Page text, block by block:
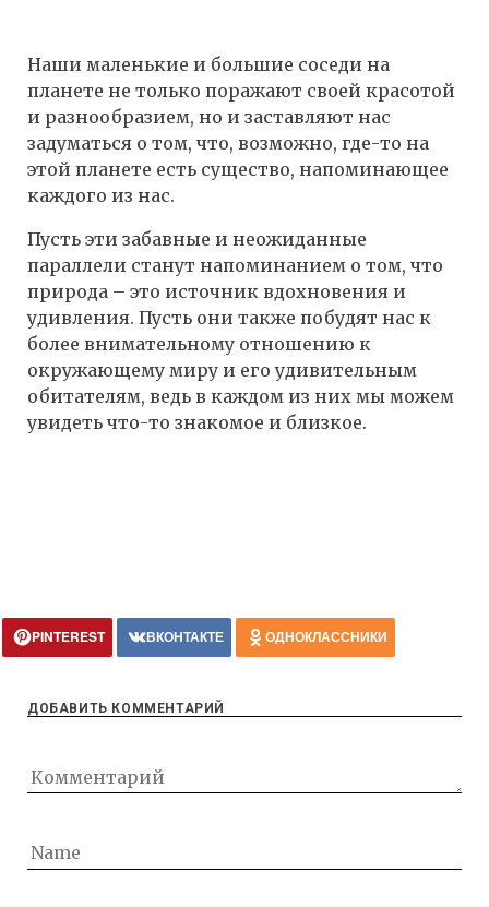
Наши маленькие и большие соседи на
планете не только поражают своей красотой
и разнообразием, но и заставляют нас
задуматься о том, что, возможно, где-то на
этой планете есть существо, напоминающее
каждого из нас.
Пусть эти забавные и неожиданные
параллели станут напоминанием о том, что
природа – это источник вдохновения и
удивления. Пусть они также побудят нас к
более внимательному отношению к
окружающему миру и его удивительным
обитателям, ведь в каждом из них мы можем
увидеть что-то знакомое и близкое.
PINTEREST ВКОНТАКТЕ ОДНОКЛАССНИКИ
ДОБАВИТЬ КОММЕНТАРИЙ